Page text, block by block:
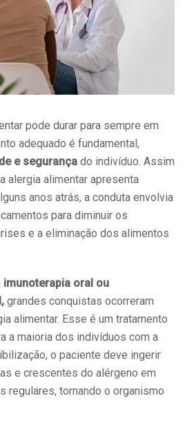
pode durar para sempre em
adequado é fundamental,
e segurança do indivíduo. Assim
alergia alimentar apresenta
anos atrás, a conduta envolvia
para diminuir os
e a eliminação dos alimentos
imunoterapia oral ou
grandes conquistas ocorreram
alimentar. Esse é um tratamento
a maioria dos indivíduos com a
o paciente deve ingerir
e crescentes do alérgeno em
regulares, tornando o organismo